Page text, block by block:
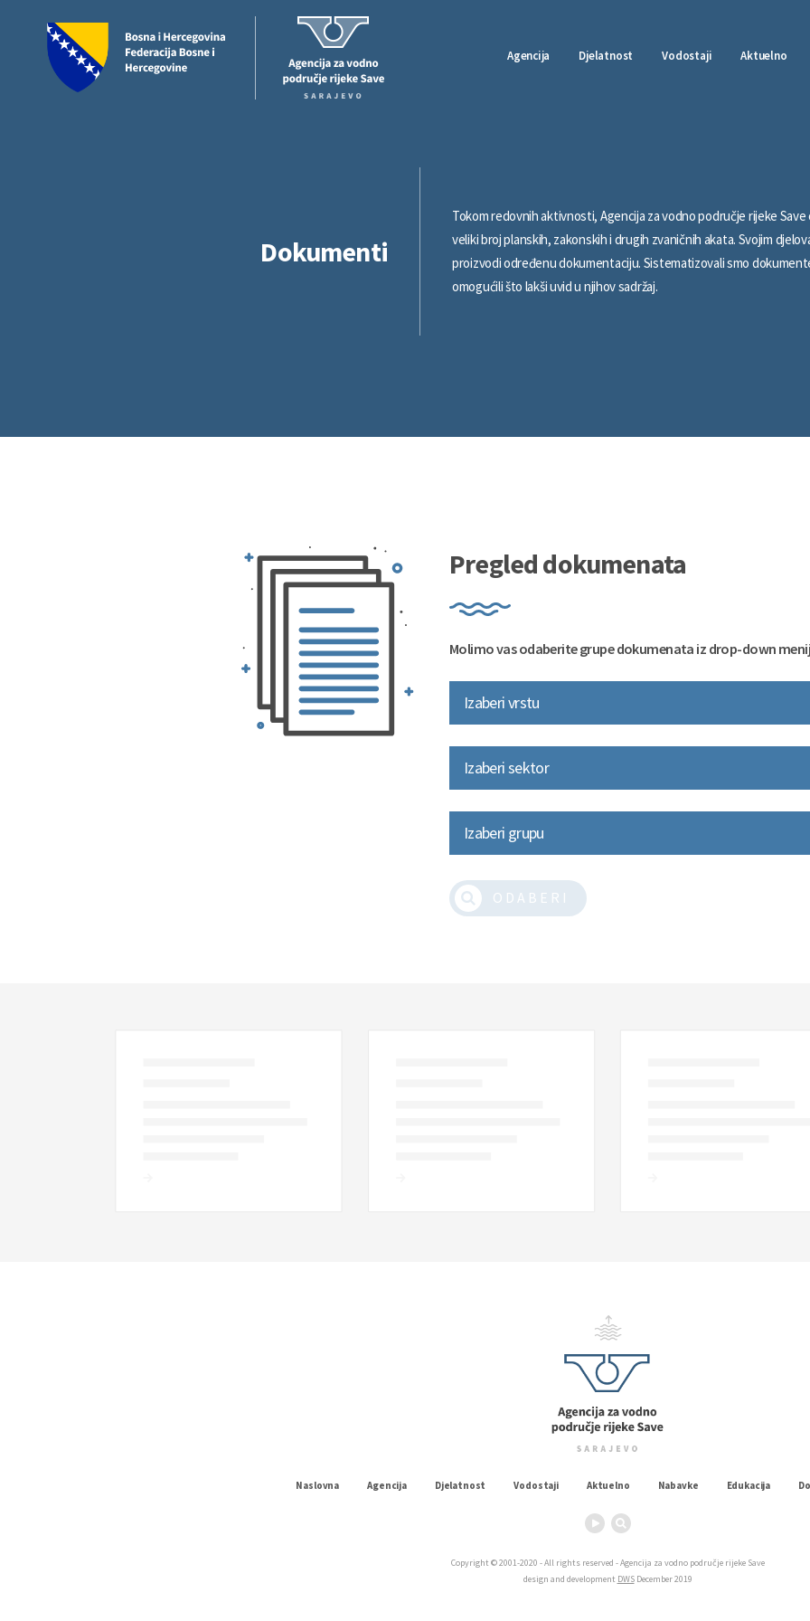
Aktuelno
Vodostaji
Djelatnost
Agencija
Dokumenti
Tokom redovnih aktivnosti, Agencija za vodno područje rijeke Save
veliki broj planskih, zakonskih i drugih zvaničnih akata. Svojim
proizvodi određenu dokumentaciju. Sistematizovali smo
omogućili što lakši uvid u njihov sadržaj.
Pregled dokumenata
Molimo vas odaberite grupe dokumenata iz drop-down
Izaberi vrstu
Izaberi sektor
Izaberi grupu
ODABERI
Naslovna Agencija Djelatnost Vodostaji Aktuelno Nabavke Edukacija
Copyright © 2001-2020 - All rights reserved - Agencija za vodno područje rijeke Save
design and development DWSDecember 2019